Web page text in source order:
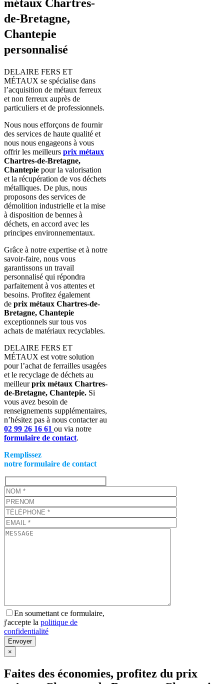
métaux Chartres-
de-Bretagne,
Chantepie
personnalisé
DELAIRE FERS ET
MÉTAUX se spécialise dans
l’acquisition de métaux ferreux
et non ferreux auprès de
particuliers et de professionnels.
Nous nous efforçons de fournir
des services de haute qualité et
nous nous engageons à vous
offrir les meilleurs prix métaux
Chartres-de-Bretagne,
Chantepie pour la valorisation
et la récupération de vos déchets
métalliques. De plus, nous
proposons des services de
démolition industrielle et la mise
à disposition de bennes à
déchets, en accord avec les
principes environnementaux.
Grâce à notre expertise et à notre
savoir-faire, nous vous
garantissons un travail
personnalisé qui répondra
parfaitement à vos attentes et
besoins. Profitez également
de prix métaux Chartres-de-
Bretagne, Chantepie
exceptionnels sur tous vos
achats de matériaux recyclables.
DELAIRE FERS ET
MÉTAUX est votre solution
pour l’achat de ferrailles usagées
et le recyclage de déchets au
meilleurprix métaux Chartres-
de-Bretagne, Chantepie. Si
vous avez besoin de
renseignements supplémentaires,
n’hésitez pas à nous contacterau
02 99 26 16 61 ou via notre
formulaire de contact.
Remplissez
notre formulaire de contact
En soumettant ce formulaire,
j'accepte la politique de
confidentialité
×
Faites des économies, profitez du prix